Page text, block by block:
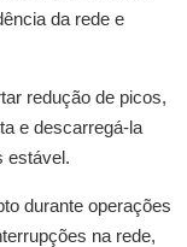
da rede e
redução de picos,
e descarregá-la
estável.
durante operações
na rede,